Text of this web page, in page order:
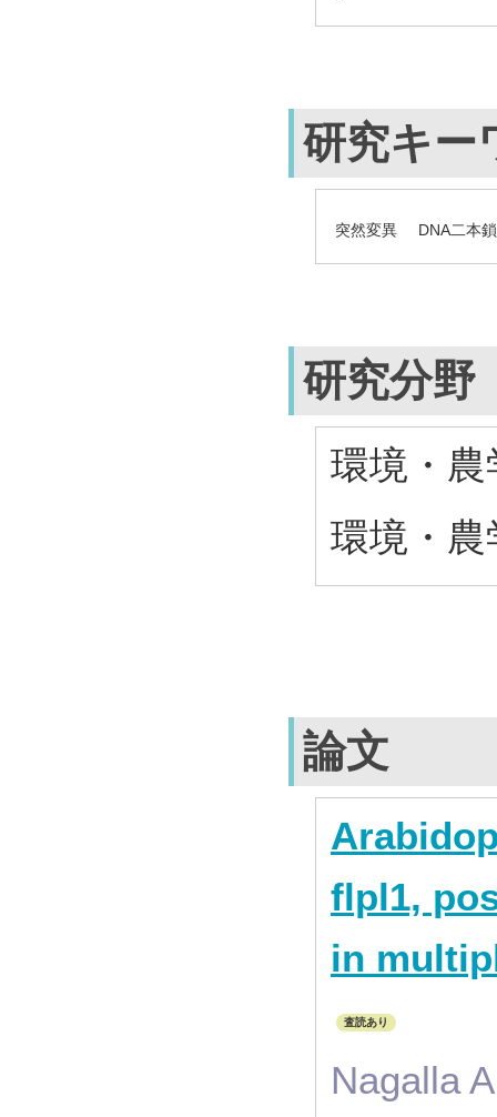
研究キー
突然変異 DNA二本
研究分野
環境・
環境・
論文
flpl1,
in
査読あり
Nagalla